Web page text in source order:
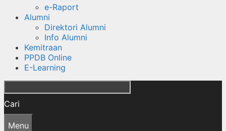
e-Raport
Alumni
Direktori Alumni
Info Alumni
Kemitraan
PPDB Online
E-Learning
Cari
Menu